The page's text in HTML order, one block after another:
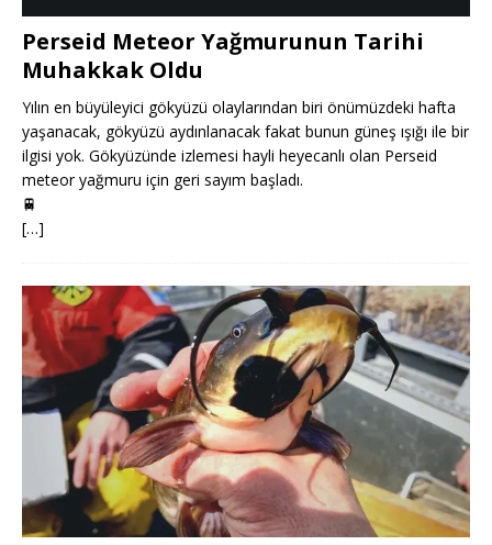
Perseid Meteor Yağmurunun Tarihi
Muhakkak Oldu
Yılın en büyüleyici gökyüzü olaylarından biri önümüzdeki hafta
yaşanacak, gökyüzü aydınlanacak fakat bunun güneş ışığı ile bir
ilgisi yok. Gökyüzünde izlemesi hayli heyecanlı olan Perseid
meteor yağmuru için geri sayım başladı.
🚆
[…]